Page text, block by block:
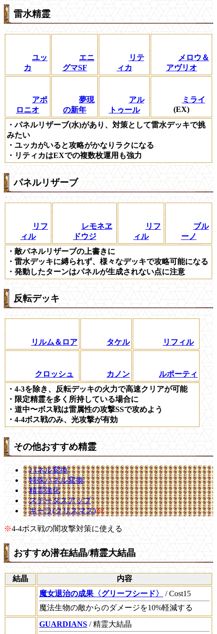
雷水精霊
ユッ
カ
エニ
グマSF
リテ
ィカ
メロウ＆
アヴリオ
アポ
ロニオ
夢現
の新年
アル
トゥール
ミライ
(EX)
・パネルリザーブ(水)があり、対策として雷水デッキで挑
みたい
・ユッカがいると攻略がかなりラクになる
・リティカはEXでの複数枚運用も強力
パネルリザーブ
リフ
ィル
レモネヱ
ドウジ
リフ
ィル
ブル
ーノ
・敵パネルリザーブの上書きに
・雷水デッキに縛られず、様々なデッキで攻略可能になる
・発動したターンはパネルが生成されない点に注意
反転デッキ
リルム＆ロア タケル リフィル
クロッシュ カノン
ルポーティ
・4-3を除き、反転デッキの火力で高速クリアが可能
・限定精霊を多く所持している場合に
・道中〜ボス戦は雷属性の攻撃SSで攻めよう
・4-4ボス戦のみ、光攻撃が有効
その他おすすめ精霊
パネル変換
特殊パネル変換
精霊強化
ステータスアップ
キーラ(クリスマス)※
※4-4ボス戦の闇攻撃対策に使える
おすすめ潜在結晶/精霊大結晶
結晶
内容
魔女退治の成果〈グリーフシード〉
/ Cost15
魔法生物の敵からのダメージを10%軽減する
GUARDIANS / 精霊大結晶